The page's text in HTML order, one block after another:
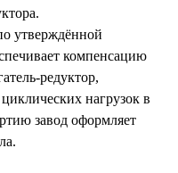
утверждённой
компенсацию
редуктор,
нагрузок в
завод оформляет